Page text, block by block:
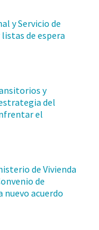
y Servicio de
de espera
y
del
el
de Vivienda
de
nuevo acuerdo